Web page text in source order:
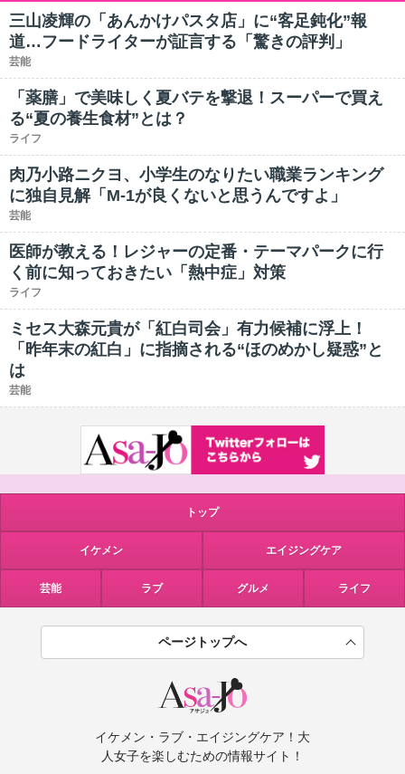
三山凌輝の「あんかけパスタ店」に“客足鈍化”報
道…フードライターが証言する「驚きの評判」
芸能
「薬膳」で美味しく夏バテを撃退！スーパーで買え
る“夏の養生食材”とは？
ライフ
肉乃小路ニクヨ、小学生のなりたい職業ランキング
に独自見解「M-1が良くないと思うんですよ」
芸能
医師が教える！レジャーの定番・テーマパークに行
く前に知っておきたい「熱中症」対策
ライフ
ミセス大森元貴が「紅白司会」有力候補に浮上！
「昨年末の紅白」に指摘される“ほのめかし疑惑”と
は
芸能
トップ
イケメン エイジングケア
芸能 ラブ グルメ ライフ
ページトップへ
イケメン・ラブ・エイジングケア！大
人女子を楽しむための情報サイト！